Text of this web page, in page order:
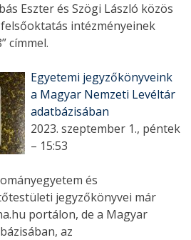
Eszter és Szögi László közös
intézményeinek
címmel.
Egyetemi jegyzőkönyveink
a Magyar Nemzeti Levéltár
adatbázisában
2023. szeptember 1., péntek
– 15:53
és
jegyzőkönyvei már
portálon, de a Magyar
az